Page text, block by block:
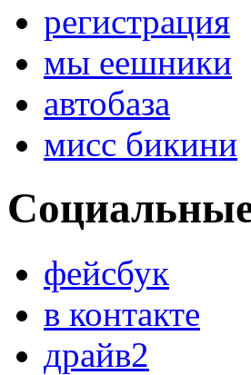
регистрация
мы еешники
автобаза
мисс бикини
фейсбук
в контакте
драйв2